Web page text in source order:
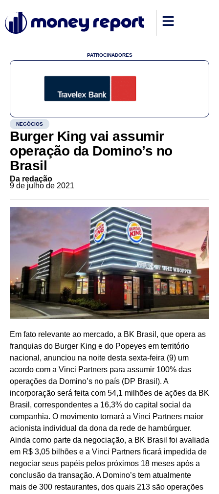
PATROCINADORES
NEGÓCIOS
Burger King vai assumir
operação da Domino’s no
Brasil
Da redação
9 de julho de 2021
Em fato relevante ao mercado, a BK Brasil, que opera as
franquias do Burger King e do Popeyes em território
nacional, anunciou na noite desta sexta-feira (9) um
acordo com a Vinci Partners para assumir 100% das
operações da Domino’s no país (DP Brasil). A
incorporação será feita com 54,1 milhões de ações da BK
Brasil, correspondentes a 16,3% do capital social da
companhia. O movimento tornará a Vinci Partners maior
acionista individual da dona da rede de hambúrguer.
Ainda como parte da negociação, a BK Brasil foi avaliada
em R$ 3,05 bilhões e a Vinci Partners ficará impedida de
negociar seus papéis pelos próximos 18 meses após a
conclusão da transação. A Domino’s tem atualmente
mais de 300 restaurantes, dos quais 213 são operações